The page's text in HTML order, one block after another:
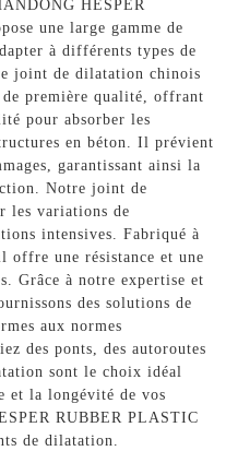
HESPER
une large gamme de
à différents types de
joint de dilatation chinois
première qualité, offrant
pour absorber les
en béton. Il prévient
garantissant ainsi la
Notre joint de
les variations de
intensives. Fabriqué à
offre une résistance et une
Grâce à notre expertise et
des solutions de
aux normes
des ponts, des autoroutes
sont le choix idéal
et la longévité de vos
RUBBER PLASTIC
de dilatation.